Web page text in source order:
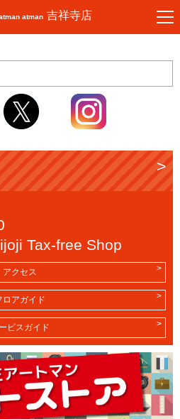
atman 吉祥寺店
Tax-free Shop
アクセス
ロアガイド
ビスガイド